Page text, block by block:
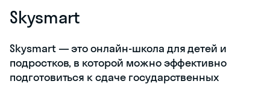
Skysmart
Skysmart — это онлайн-школа для детей и
подростков, в которой можно эффективно
подготовиться к сдаче государственных